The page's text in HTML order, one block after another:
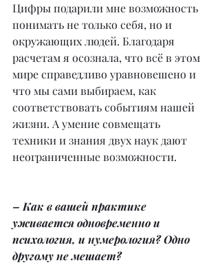
Цифры подарили мне возможность
понимать не только себя, но и
окружающих людей. Благодаря
расчетам я осознала, что всё в этом
мире справедливо уравновешено и
что мы сами выбираем, как
соответствовать событиям нашей
жизни. А умение совмещать
техники и знания двух наук дают
неограниченные возможности.
– Как в вашей практике
уживается одновременно и
психология, и нумерология? Одно
другому не мешает?